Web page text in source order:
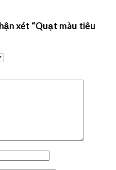
xét “Quạt màu tiêu